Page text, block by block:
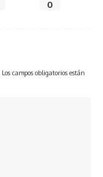
0
Los campos obligatorios están